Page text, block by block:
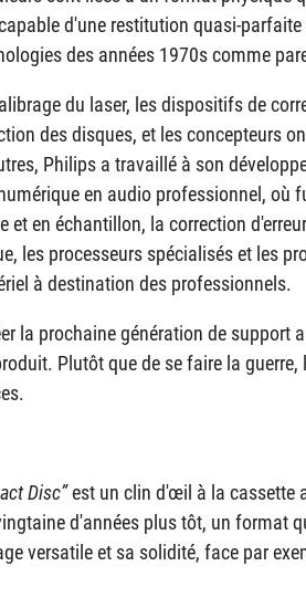
d'une restitution quasi-
des années 1970s comme
du laser, les dispositifs de
des disques, et les concepteurs
Philips a travaillé à son
en audio professionnel, où
et en échantillon, la correction
les processeurs spécialisés et les
à destination des professionnels.
la prochaine génération de support
Plutôt que de se faire la guerre,
Disc est un clin d'œil à la cassette
d'années plus tôt, un format
versatile et sa solidité, face par